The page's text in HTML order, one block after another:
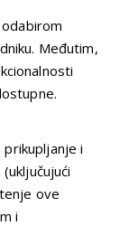
Međutim,
i
ove
i